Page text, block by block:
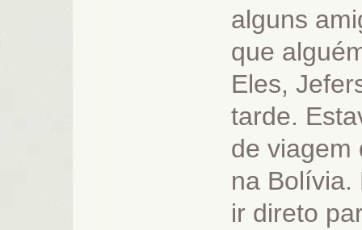
alguns
que
Eles,
tarde.
de viagem
na Bolívia.
ir direto